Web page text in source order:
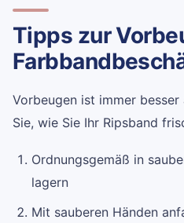
Tipps zur
Vorbeugen ist immer
Sie, wie Sie Ihr Ripsband
Ordnungsgemäß in
lagern
Mit sauberen Händen